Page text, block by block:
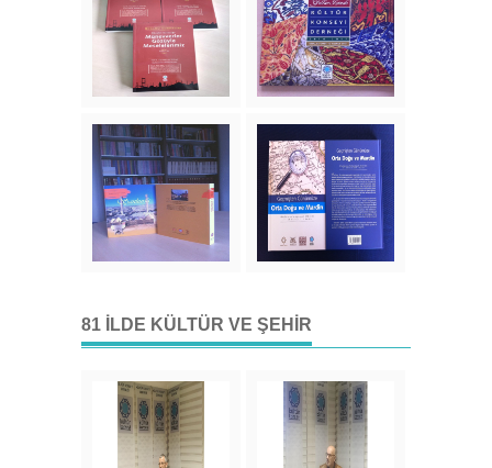
81 İLDE KÜLTÜR VE ŞEHIR